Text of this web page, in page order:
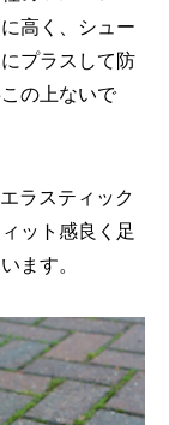
高く、シュー
プラスして防
の上ないで
ラスティック
ット感良く足
ます。